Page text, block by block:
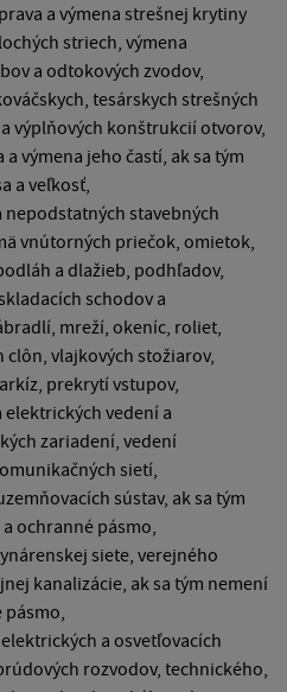
a výmena strešnej krytiny
striech, výmena
a odtokových zvodov,
tesárskych strešných
výplňových konštrukcií otvorov,
výmena jeho častí, ak sa tým
a veľkosť,
nepodstatných stavebných
vnútorných priečok, omietok,
a dlažieb, podhľadov,
schodov a
mreží, okeníc, roliet,
clôn, vlajkových stožiarov,
prekrytí vstupov,
elektrických vedení a
zariadení, vedení
sietí,
sústav, ak sa tým
ochranné pásmo,
siete, verejného
kanalizácie, ak sa tým nemení
pásmo,
a osvetľovacích
rozvodov, technického,